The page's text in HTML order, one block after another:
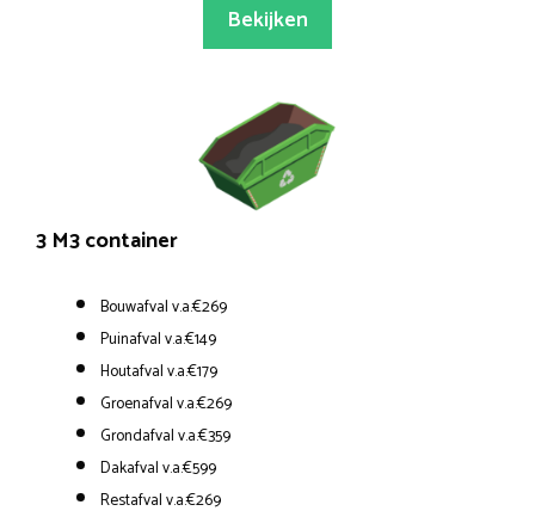
Bekijken
3 M3 container
Bouwafval v.a.€269
Puinafval v.a.€149
Houtafval v.a.€179
Groenafval v.a.€269
Grondafval v.a.€359
Dakafval v.a.€599
Restafval v.a.€269